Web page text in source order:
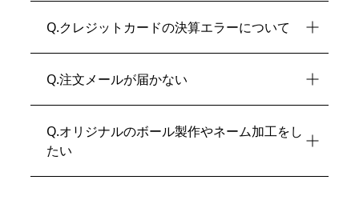
Q.クレジットカードの決算エラーについて
Q.注文メールが届かない
Q.オリジナルのボール製作やネーム加工をし
たい